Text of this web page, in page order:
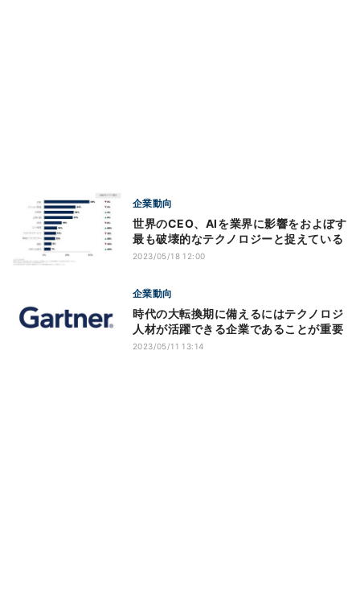
企業動向
世界のCEO、AIを業界に影響をおよぼす
最も破壊的なテクノロジーと捉えている
2023/05/18 12:00
企業動向
時代の大転換期に備えるにはテクノロジ
人材が活躍できる企業であることが重要
2023/05/11 13:14